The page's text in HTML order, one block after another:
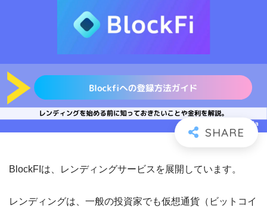
BlockFIは、レンディングサービスを展開しています。
レンディングは、一般の投資家でも仮想通貨（ビットコイ